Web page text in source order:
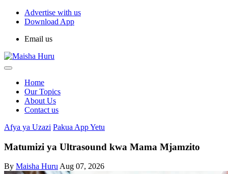
Advertise with us
Download App
Email us
Home
Our Topics
About Us
Contact us
Afya ya Uzazi Pakua App Yetu
Matumizi ya Ultrasound kwa Mama Mjamzito
By Maisha HuruAug 07, 2026